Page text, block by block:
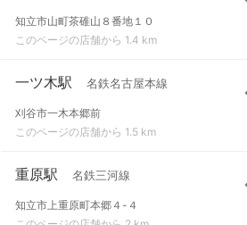
知立市山町茶碓山８番地１０
このページの店舗から 1.4 km
一ツ木駅 名鉄名古屋本線
刈谷市一木本郷前
このページの店舗から 1.5 km
重原駅 名鉄三河線
知立市上重原町本郷４-４